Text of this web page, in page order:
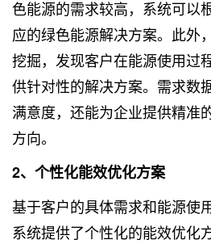
色能源的需求较高，系统可以
应的绿色能源解决方案。此外
挖掘，发现客户在能源使用过
供针对性的解决方案。需求数
满意度，还能为企业提供精准
方向。
2、个性化能效优化方案
基于客户的具体需求和能源使
系统提供了个性化的能效优化